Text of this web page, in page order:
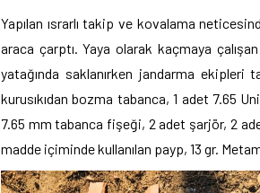
Yapılan ısrarlı takip ve kovalama
araca çarptı. Yaya olarak kaçmaya
yatağında saklanırken jandarma ekipleri
kurusıkıdan bozma tabanca, 1 adet 7.65
7.65 mm tabanca fişeği, 2 adet şarjör, 2
madde içiminde kullanılan payp, 13 gr.